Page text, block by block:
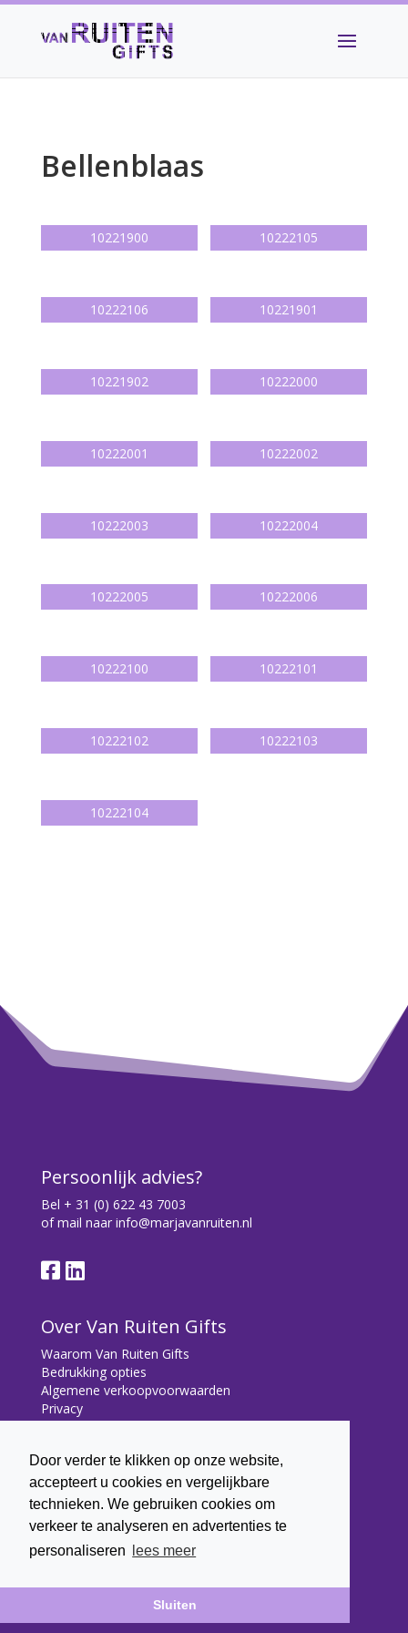
Door verder te klikken op onze website,
accepteert u cookies en vergelijkbare
technieken. We gebruiken cookies om
verkeer te analyseren en advertenties te
personaliseren
lees meer
Sluiten
Bellenblaas
10221900 10222105
10222106 10221901
10221902 10222000
10222001 10222002
10222003 10222004
10222005 10222006
10222100 10222101
10222102 10222103
10222104
Persoonlijk advies?
Bel + 31 (0) 622 43 7003
of mail naar info@marjavanruiten.nl
Over Van Ruiten Gifts
Waarom Van Ruiten Gifts
Bedrukking opties
Algemene verkoopvoorwaarden
Privacy
Contact
Contact
Bryonialaan 5
3233 VA Oostvoorne
+31 (0) 6 22 43 7003
info@marjavanruiten.nl